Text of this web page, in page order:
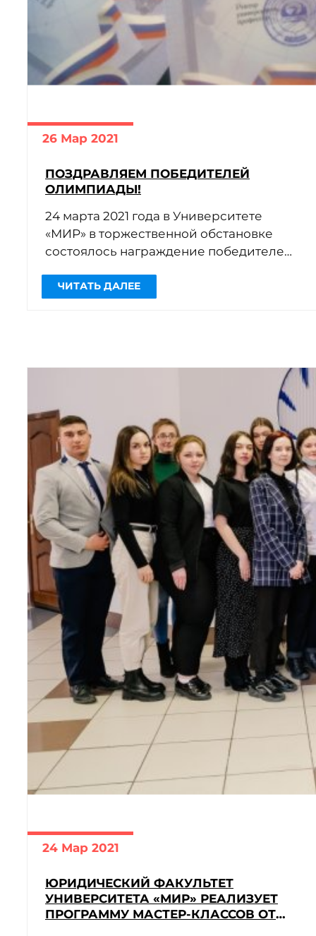
ЧИТАТЬ ДАЛЕЕ
26 Мар 2021
ПОЗДРАВЛЯЕМ ПОБЕДИТЕЛЕЙ
ОЛИМПИАДЫ!
24 марта 2021 года в Университете
«МИР» в торжественной обстановке
состоялось награждение победителей
экономике и менеджменту» среди
24 Мар 2021
ЮРИДИЧЕСКИЙ ФАКУЛЬТЕТ
УНИВЕРСИТЕТА «МИР» РЕАЛИЗУЕТ
ПРОГРАММУ МАСТЕР-КЛАССОВ ОТ